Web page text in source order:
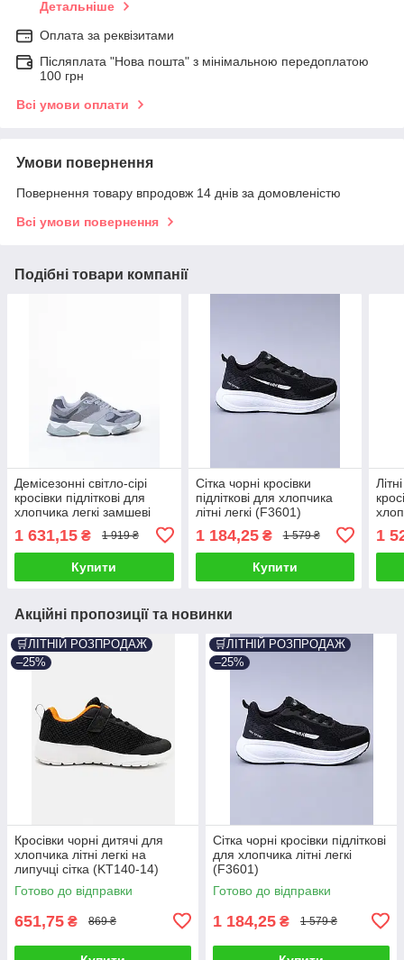
Детальніше
Оплата за реквізитами
Післяплата "Нова пошта" з мінімальною передоплатою
100 грн
Всі умови оплати
Умови повернення
Повернення товару впродовж 14 днів за домовленістю
Всі умови повернення
Подібні товари компанії
Демісезонні світло-сірі
кросівки підліткові для
хлопчика легкі замшеві
1 631,15 ₴ 1 919 ₴
Купити
Сітка чорні кросівки
підліткові для хлопчика
літні легкі (F3601)
1 184,25₴ 1 579 ₴
Купити
1
Акційні пропозиції та новинки
🛒ЛІТНІЙ РОЗПРОДАЖ
–25%
Кросівки чорні дитячі для
хлопчика літні легкі на
липучці сітка (KT140-14)
Готово до відправки
651,75 ₴ 869 ₴
🛒ЛІТНІЙ РОЗПРОДАЖ
–25%
Сітка чорні кросівки підліткові
для хлопчика літні легкі
(F3601)
Готово до відправки
1 184,25 ₴ 1 579 ₴